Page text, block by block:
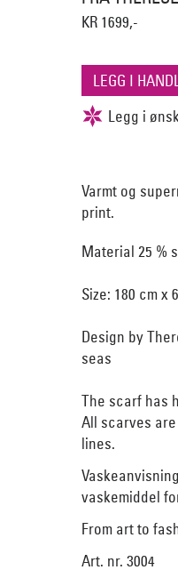
KR 1699,-
Varmt og
print.
Material 25 %
Size: 180 cm x
Design by
seas
The scarf has
All scarves
lines.
vaskemiddel
From art to
Art. nr. 3004